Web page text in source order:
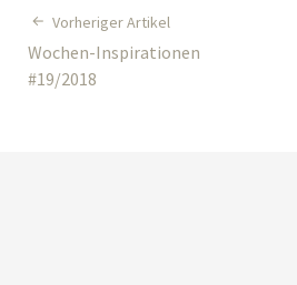
Vorheriger Artikel
Wochen-Inspirationen
#19/2018